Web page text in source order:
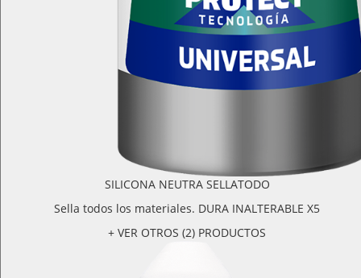
SILICONA NEUTRA SELLATODO
Sella todos los materiales. DURA INALTERABLE X5
+ VER OTROS (2) PRODUCTOS